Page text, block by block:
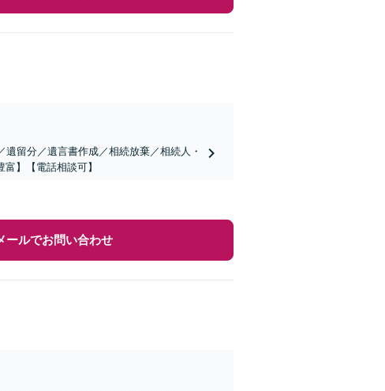
留分／遺言書作成／相続放棄／相続人・
】【電話相談可】
ールでお問い合わせ